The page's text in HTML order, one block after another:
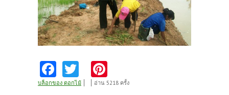
Fa
ce w nt
บล็อกของ ดอกไม้ อ่าน 5218 ครั้ง